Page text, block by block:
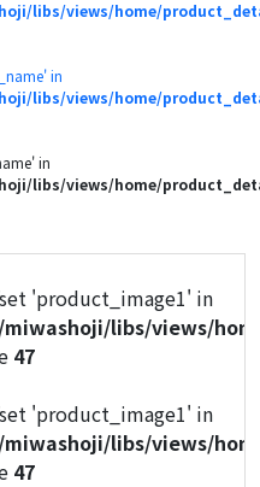
libs/views/home/
in
libs/views/home/
in
libs/views/home/
'product_image1' in
libs/views/
47
'product_image1' in
libs/views/
47